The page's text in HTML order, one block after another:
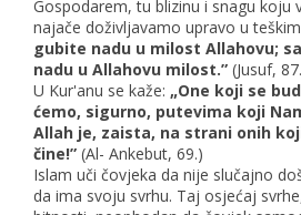
Gospodarem, tu blizinu i snagu koju
najače doživljavamo upravo u
gubite nadu u milost Allahovu;
nadu u Allahovu milost.” (Jusuf,
U Kur'anu se kaže: „One koji se
ćemo, sigurno, putevima koji
Allah je, zaista, na strani onih
čine!” (Al- Ankebut, 69.)
Islam uči čovjeka da nije slučajno
da ima svoju svrhu. Taj osjećaj